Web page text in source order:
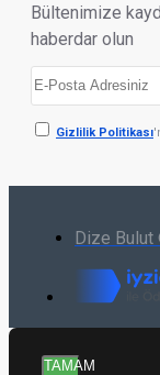
Bültenimize
haberdar olun
Gizlilik Politikası
Dize Bulut
TAMAM